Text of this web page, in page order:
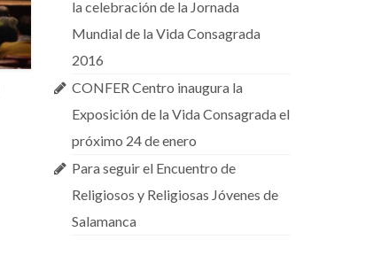
la celebración de la Jornada
Mundial de la Vida Consagrada
2016
CONFER Centro inaugura la
Exposición de la Vida Consagrada el
próximo 24 de enero
Para seguir el Encuentro de
Religiosos y Religiosas Jóvenes de
Salamanca